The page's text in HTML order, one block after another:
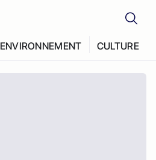
ENVIRONNEMENT CULTURE